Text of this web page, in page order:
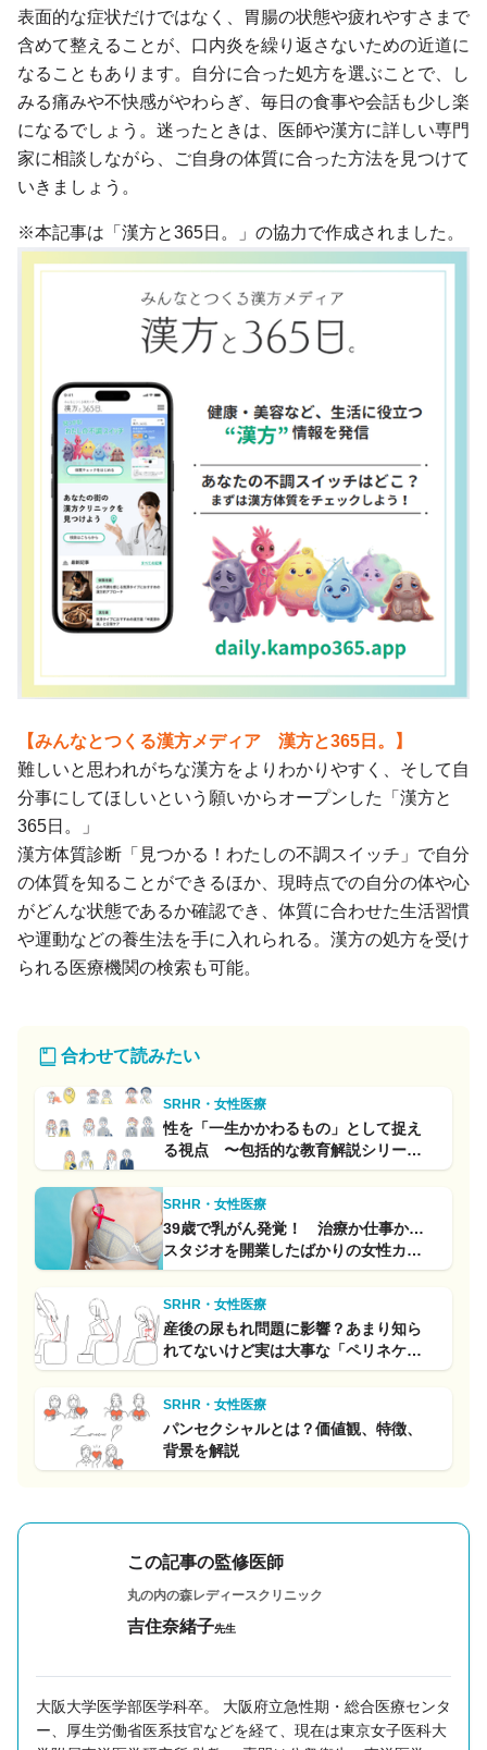
表面的な症状だけではなく、胃腸の状態や疲れやすさまで
含めて整えることが、口内炎を繰り返さないための近道に
なることもあります。自分に合った処方を選ぶことで、し
みる痛みや不快感がやわらぎ、毎日の食事や会話も少し楽
になるでしょう。迷ったときは、医師や漢方に詳しい専門
家に相談しながら、ご自身の体質に合った方法を見つけて
いきましょう。
※本記事は「漢方と365日。」の協力で作成されました。
【みんなとつくる漢方メディア 漢方と365日。】
難しいと思われがちな漢方をよりわかりやすく、そして自
分事にしてほしいという願いからオープンした「漢方と
365日。」
漢方体質診断「見つかる！わたしの不調スイッチ」で自分
の体質を知ることができるほか、現時点での自分の体や心
がどんな状態であるか確認でき、体質に合わせた生活習慣
や運動などの養生法を手に入れられる。漢方の処方を受け
られる医療機関の検索も可能。
合わせて読みたい
SRHR・女性医療
性を「一生かかわるもの」として捉え
る視点 〜包括的な教育解説シリーズ
(7)〜
SRHR・女性医療
39歳で乳がん発覚！ 治療か仕事か…
スタジオを開業したばかりの女性カメ
ラマンが下した決断とは
SRHR・女性医療
産後の尿もれ問題に影響？あまり知ら
れてないけど実は大事な「ペリネケ
ア」ってなに？
SRHR・女性医療
パンセクシャルとは？価値観、特徴、
背景を解説
この記事の監修医師
丸の内の森レディースクリニック
吉住奈緒子先生
大阪大学医学部医学科卒。 大阪府立急性期・総合医療センタ
ー、厚生労働省医系技官などを経て、現在は東京女子医科大